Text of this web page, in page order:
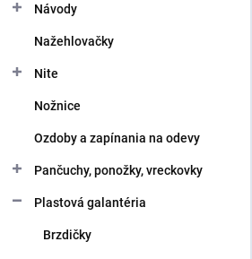
Návody
Nažehlovačky
Nite
Nožnice
Ozdoby a zapínania na odevy
Pančuchy, ponožky, vreckovky
Plastová galantéria
Brzdičky